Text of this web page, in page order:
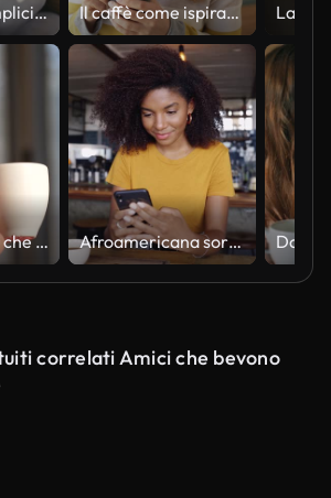
Assapora i semplici piaceri che la vita ci regala con Il caffè come ispirazione - Donne che conquistano il mondo
Donna italiana che beve caffè italiano al tramonto Afroamericana sorridente donna che digita al fidanzato su smartphone seduto in un caffè alla moda accanto a una tazza di caffè caldo
correlati Amici che bevono